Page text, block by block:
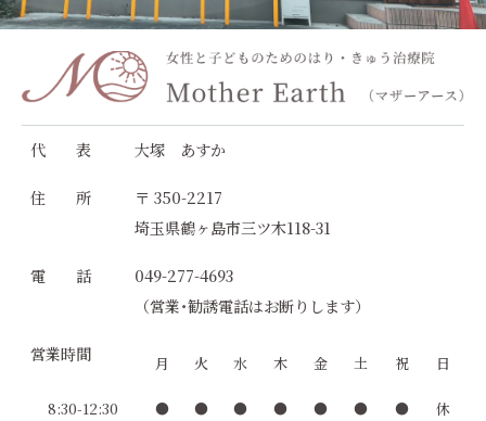
代 表 大塚 あすか
住 所
〒 350-2217
埼玉県鶴ヶ島市三ツ木118-31
電 話
049-277-4693
（営業･勧誘電話はお断りします）
営業時間 月 火 水 木 金 土 祝 日
8:30-12:30 ● ● ● ● ● ● ● 休